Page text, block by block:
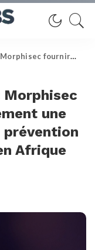
unifiée de prévention des cybermenaces en Afrique
une
Afrique